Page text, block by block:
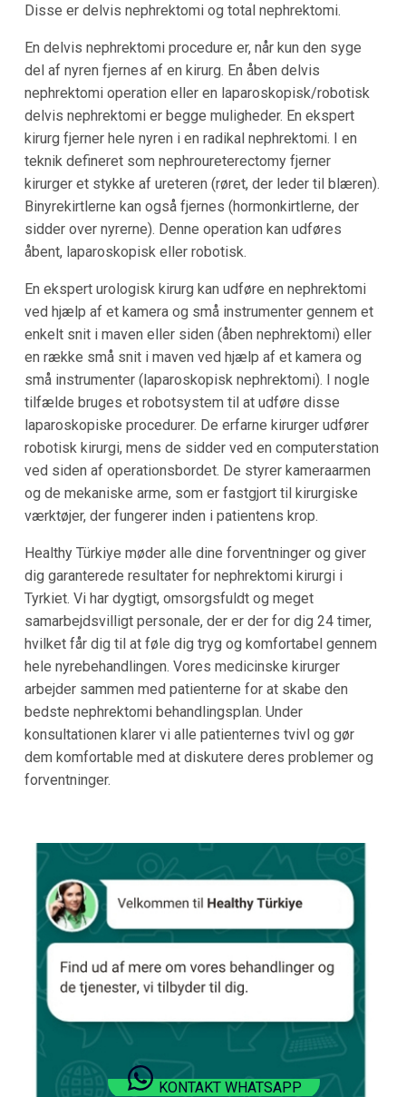
Disse er delvis nephrektomi og total nephrektomi.
En delvis nephrektomi procedure er, når kun den syge
del af nyren fjernes af en kirurg. En åben delvis
nephrektomi operation eller en laparoskopisk/robotisk
delvis nephrektomi er begge muligheder. En ekspert
kirurg fjerner hele nyren i en radikal nephrektomi. I en
teknik defineret som nephroureterectomy fjerner
kirurger et stykke af ureteren (røret, der leder til blæren).
Binyrekirtlerne kan også fjernes (hormonkirtlerne, der
sidder over nyrerne). Denne operation kan udføres
åbent, laparoskopisk eller robotisk.
En ekspert urologisk kirurg kan udføre en nephrektomi
ved hjælp af et kamera og små instrumenter gennem et
enkelt snit i maven eller siden (åben nephrektomi) eller
en række små snit i maven ved hjælp af et kamera og
små instrumenter (laparoskopisk nephrektomi). I nogle
tilfælde bruges et robotsystem til at udføre disse
laparoskopiske procedurer. De erfarne kirurger udfører
robotisk kirurgi, mens de sidder ved en computerstation
ved siden af operationsbordet. De styrer kameraarmen
og de mekaniske arme, som er fastgjort til kirurgiske
værktøjer, der fungerer inden i patientens krop.
Healthy Türkiye møder alle dine forventninger og giver
dig garanterede resultater for nephrektomi kirurgi i
Tyrkiet. Vi har dygtigt, omsorgsfuldt og meget
samarbejdsvilligt personale, der er der for dig 24 timer,
hvilket får dig til at føle dig tryg og komfortabel gennem
hele nyrebehandlingen. Vores medicinske kirurger
arbejder sammen med patienterne for at skabe den
bedste nephrektomi behandlingsplan. Under
konsultationen klarer vi alle patienternes tvivl og gør
dem komfortable med at diskutere deres problemer og
forventninger.
KONTAKT WHATSAPP